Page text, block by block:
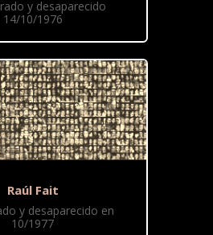
y desaparecido
14/10/1976
Raúl Fait
y desaparecido en
10/1977